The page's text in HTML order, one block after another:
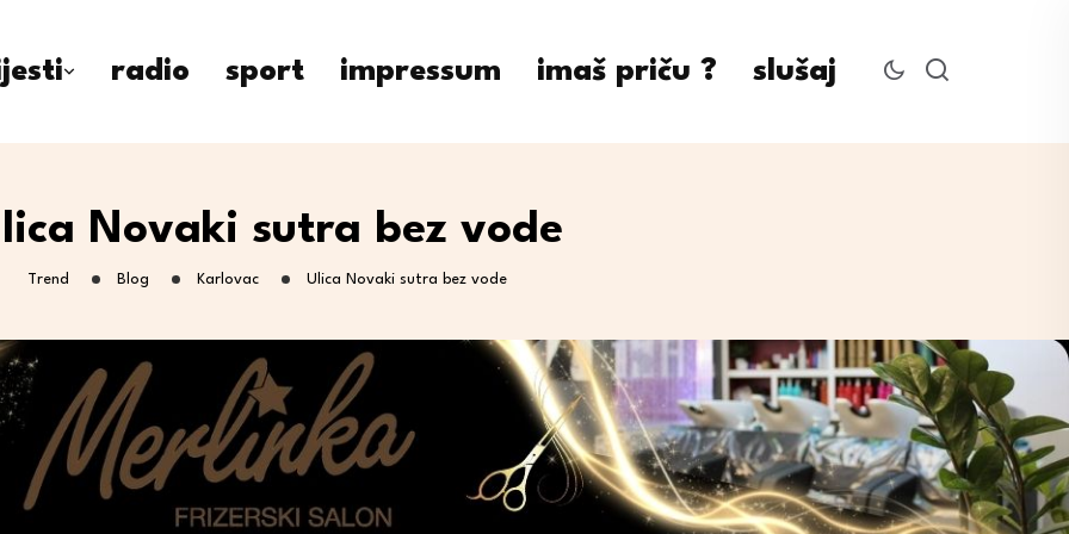
radio sport impressum imaš priču ? slušaj
Novaki sutra bez vode
Trend Blog Karlovac Ulica Novaki sutra bez vode